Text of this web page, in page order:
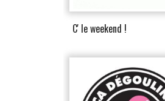
C' le weekend !